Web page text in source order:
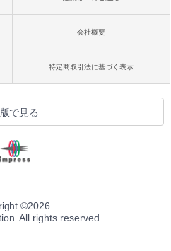
会社概要
特定商取引法に基づく表示
で見る
©2026
All rights reserved.